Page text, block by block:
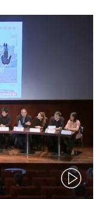
(video)